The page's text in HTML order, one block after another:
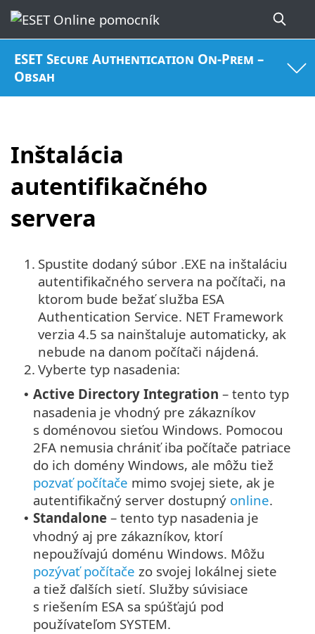
ESET Secure Authentication On-Prem –
Obsah
Inštalácia
autentifikačného
servera
1. Spustite dodaný súbor .EXE na inštaláciu
autentifikačného servera na počítači, na
ktorom bude bežať služba ESA
Authentication Service. NET Framework
verzia 4.5 sa nainštaluje automaticky, ak
nebude na danom počítači nájdená.
2. Vyberte typ nasadenia:
• Active Directory Integration – tento typ
nasadenia je vhodný pre zákazníkov
s doménovou sieťou Windows. Pomocou
2FA nemusia chrániť iba počítače patriace
do ich domény Windows, ale môžu tiež
pozvať počítače mimo svojej siete, ak je
autentifikačný server dostupný online.
• Standalone – tento typ nasadenia je
vhodný aj pre zákazníkov, ktorí
nepoužívajú doménu Windows. Môžu
pozývať počítače zo svojej lokálnej siete
a tiež ďalších sietí. Služby súvisiace
s riešením ESA sa spúšťajú pod
používateľom SYSTEM.